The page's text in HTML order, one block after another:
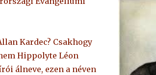
Kardec? Csakhogy
Hippolyte Léon
álneve, ezen a néven